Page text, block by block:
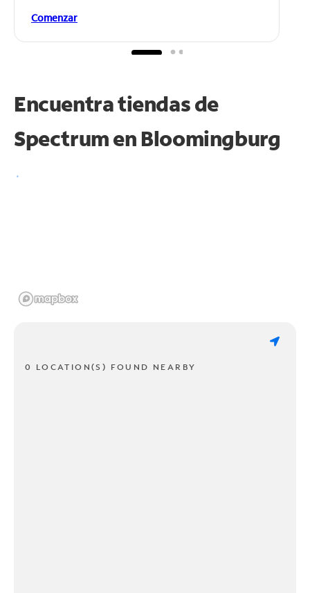
Comenzar
Encuentra tiendas de
Spectrum en Bloomingburg
0 LOCATION(S) FOUND NEARBY